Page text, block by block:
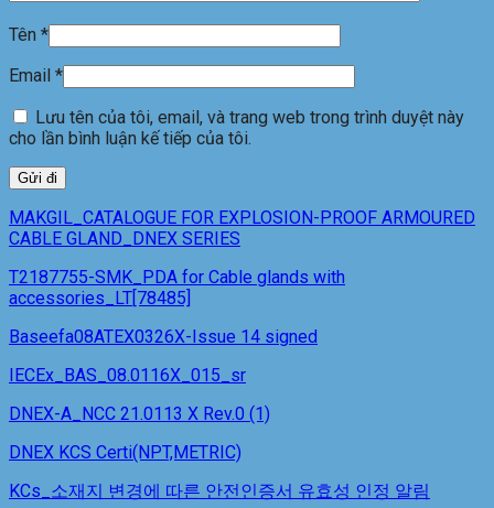
Tên *
Email *
Lưu tên của tôi, email, và trang web trong trình duyệt này
cho lần bình luận kế tiếp của tôi.
MAKGIL_CATALOGUE FOR EXPLOSION-PROOF ARMOURED
CABLE GLAND_DNEX SERIES
T2187755-SMK_PDA for Cable glands with
accessories_LT[78485]
Baseefa08ATEX0326X-Issue 14 signed
IECEx_BAS_08.0116X_015_sr
DNEX-A_NCC 21.0113 X Rev.0 (1)
DNEX KCS Certi(NPT,METRIC)
KCs_소재지 변경에 따른 안전인증서 유효성 인정 알림